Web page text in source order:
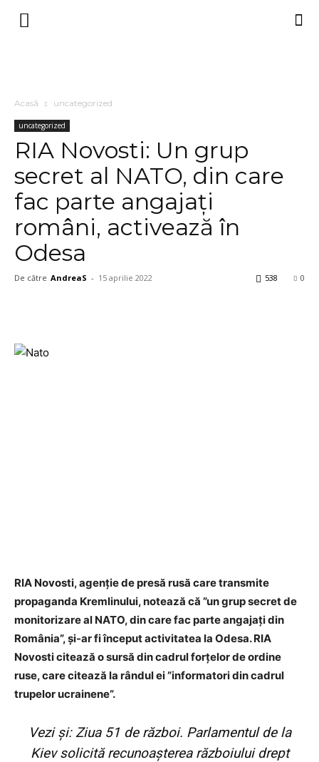
Acasă uncategorized
uncategorized
RIA Novosti: Un grup
secret al NATO, din care
fac parte angajați
români, activează în
Odesa
De către AndreaS - 15 aprilie 2022 0
538
RIA Novosti, agenție de presă rusă care transmite
propaganda Kremlinului, notează că ”un grup secret de
monitorizare al NATO, din care fac parte angajați din
România”, și-ar fi început activitatea la Odesa. RIA
Novosti citează o sursă din cadrul forțelor de ordine
ruse, care citează la rândul ei ”informatori din cadrul
trupelor ucrainene”.
Vezi și: Ziua 51 de război. Parlamentul de la
Kiev solicită recunoașterea războiului drept